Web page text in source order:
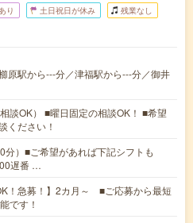
り 土日祝日が休み 残業なし
原駅から---分／津福駅から---分／御井
談OK） ■曜日固定の相談OK！ ■希望
ください！
）■ご希望があれば下記シフトも
遅番 …
！急募！】2カ月～ ■ご応募から最短
です！